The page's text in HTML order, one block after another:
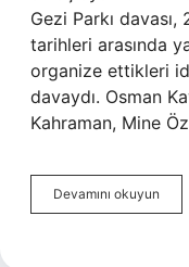
Gezi Parkı
tarihleri ​​arasında
organize ettikleri
davaydı. Osman
Kahraman, Mine
Devamını okuyun
Olayı